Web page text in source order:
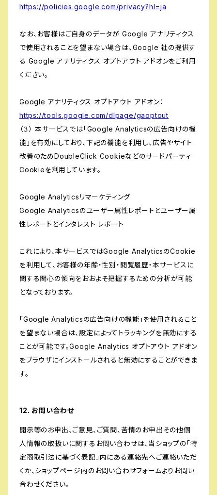
https://policies.google.com/privacy?hl=ja
なお、お客様はご自身のデータが Google アナリティクス
で使用されることを望まない場合は、Google 社の提供す
る Google アナリティクス オプトアウト アドオンをご利用
ください。
Google アナリティクス オプトアウト アドオン：
https://tools.google.com/dlpage/gaoptout
（３） 本サービスでは「Google Analyticsの広告向けの機
能」を有効にしており、下記の機能を利用し、広告やサイト
改善のためDoubleClick Cookieなどのサードパーティ
Cookieを利用しています。
Google Analyticsリマーケティング
Google Analyticsのユーザー属性レポートとユーザー属
性レポートとインタレスト レポート
これにより、本サービスではGoogle AnalyticsのCookie
を利用して、お客様の年齢・性別・閲覧履歴・本サービスに
関する関心の傾向をおおよそ把握するための分析が可能
となっております。
「Google Analyticsの広告向けの機能」を使用されること
を望まない場合は、設定によってトラッキングを無効にする
ことが可能です。Google Analytics オプトアウト アドオン
をブラウザにインストールされると無効にすることができま
す。
12. お問い合わせ
開示等のお申出、ご意見、ご質問、苦情のお申出その他個
人情報の取扱いに関するお問い合わせは、当ショップの「特
定商取引法に基づく表記」内にある連絡先へご連絡いただ
くか、ショップページ内のお問い合わせフォームよりお問い
合わせください。